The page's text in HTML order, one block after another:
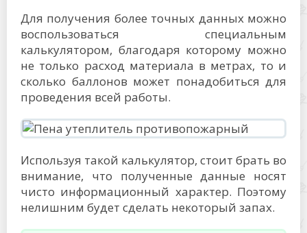
Для получения более точных данных можно
воспользоваться специальным
калькулятором, благодаря которому можно
не только расход материала в метрах, то и
сколько баллонов может понадобиться для
проведения всей работы.
Используя такой калькулятор, стоит брать во
внимание, что полученные данные носят
чисто информационный характер. Поэтому
нелишним будет сделать некоторый запах.